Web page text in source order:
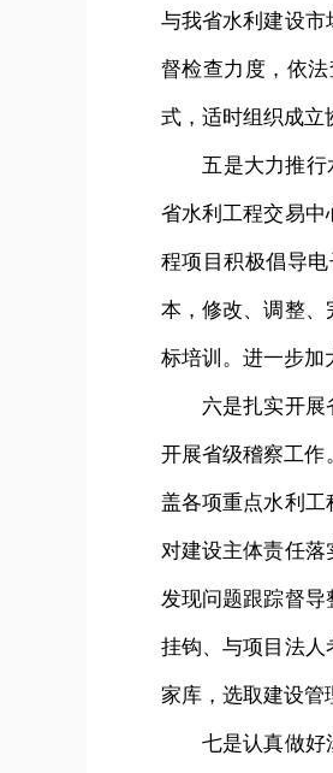
与我省水利建设市
督检查力度，依
式，适时组织成立
五是大力推行水
省水利工程交易中
程项目积极倡导
本，修改、调整、
标培训。进一步加
六是扎实开展省
开展省级稽察工作
盖各项重点水利工
对建设主体责任落
发现问题跟踪督导
挂钩、与项目法人
家库，选取建设管
七是认真做好涉